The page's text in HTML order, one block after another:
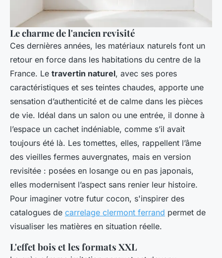
Le charme de l'ancien revisité
Ces dernières années, les matériaux naturels font un
retour en force dans les habitations du centre de la
France. Le travertin naturel, avec ses pores
caractéristiques et ses teintes chaudes, apporte une
sensation d’authenticité et de calme dans les pièces
de vie. Idéal dans un salon ou une entrée, il donne à
l’espace un cachet indéniable, comme s’il avait
toujours été là. Les tomettes, elles, rappellent l’âme
des vieilles fermes auvergnates, mais en version
revisitée : posées en losange ou en pas japonais,
elles modernisent l’aspect sans renier leur histoire.
Pour imaginer votre futur cocon, s'inspirer des
catalogues de carrelage clermont ferrand permet de
visualiser les matières en situation réelle.
L'effet bois et les formats XXL